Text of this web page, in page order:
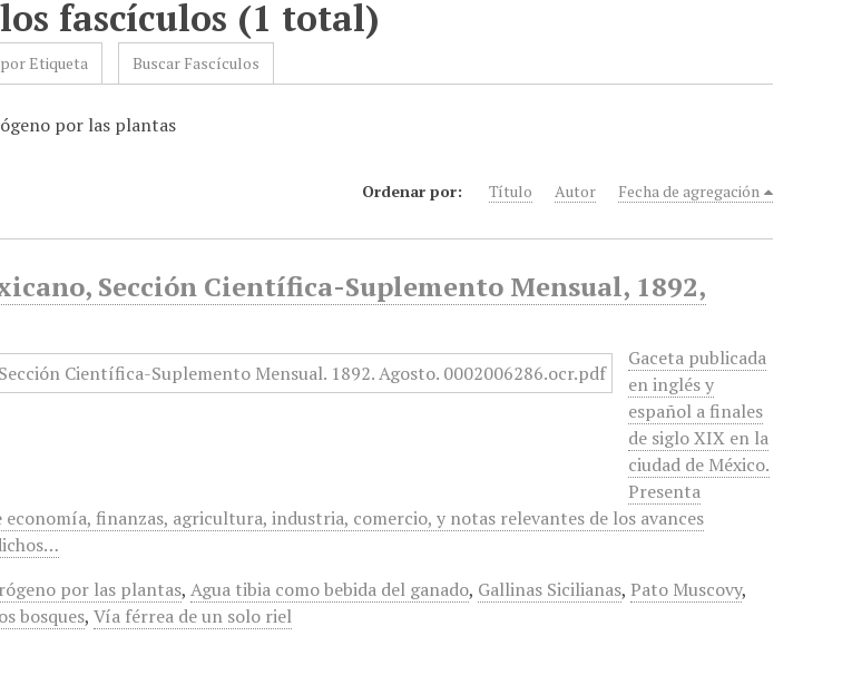
fascículos (1 total)
Etiqueta Buscar Fascículos
por las plantas
Ordenar por: Título Autor Fecha de agregación
Sección Científica-Suplemento Mensual, 1892,
Gaceta publicada
en inglés y
español a finales
de siglo XIX en la
ciudad de México.
Presenta
finanzas, agricultura, industria, comercio, y notas relevantes de los avances
por las plantas,Agua tibia como bebida del ganado, Gallinas Sicilianas, Pato Muscovy,
bosques,Vía férrea de un solo riel